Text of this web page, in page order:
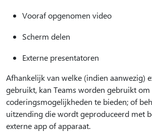
Vooraf opgenomen video
Scherm delen
Externe presentatoren
Afhankelijk van welke (indien aanwezig)
gebruikt, kan Teams worden gebruikt
coderingsmogelijkheden te bieden; of
uitzending die wordt geproduceerd met
externe app of apparaat.